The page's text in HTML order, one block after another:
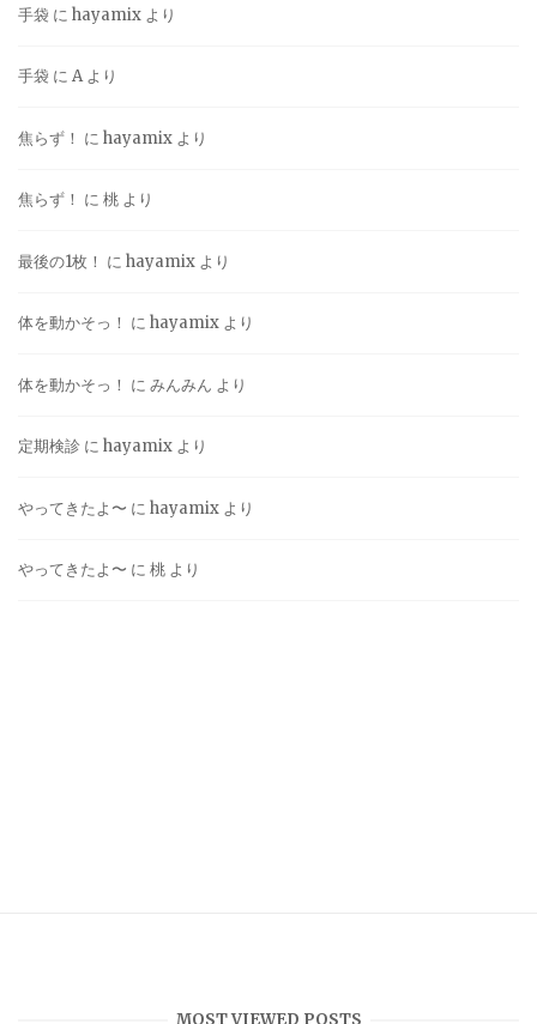
手袋 に hayamix より
手袋 に Aより
焦らず！ に hayamix より
焦らず！ に 桃 より
最後の1枚！ に hayamix より
体を動かそっ！ に hayamix より
体を動かそっ！ に みんみん より
定期検診 に hayamix より
やってきたよ〜 に hayamix より
やってきたよ〜 に 桃 より